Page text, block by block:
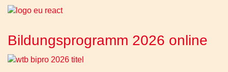
Bildungsprogramm 2026 online